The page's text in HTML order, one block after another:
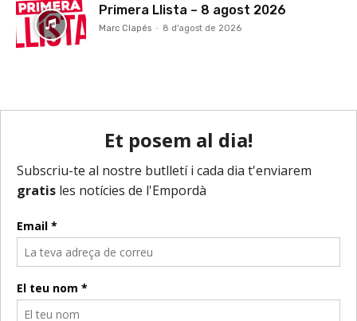
Primera Llista – 8 agost 2026
Marc Clapés - 8 d'agost de 2026